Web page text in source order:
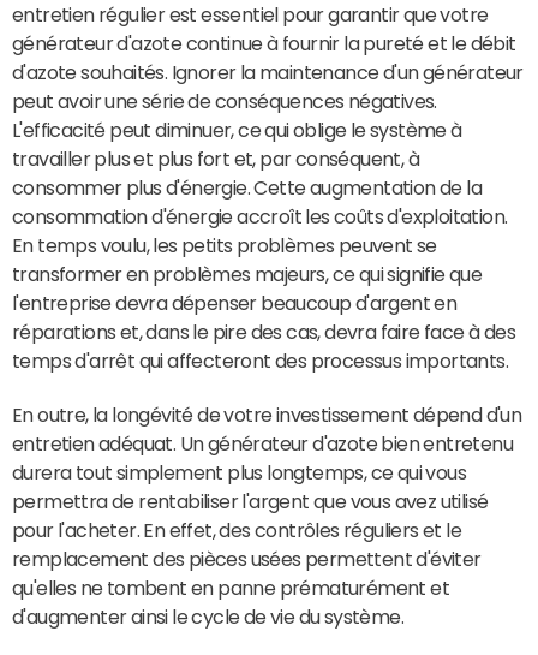
entretien régulier est essentiel pour garantir que votre
générateur d'azote continue à fournir la pureté et le débit
d'azote souhaités. Ignorer la maintenance d'un générateur
peut avoir une série de conséquences négatives.
L'efficacité peut diminuer, ce qui oblige le système à
travailler plus et plus fort et, par conséquent, à
consommer plus d'énergie. Cette augmentation de la
consommation d'énergie accroît les coûts d'exploitation.
En temps voulu, les petits problèmes peuvent se
transformer en problèmes majeurs, ce qui signifie que
l'entreprise devra dépenser beaucoup d'argent en
réparations et, dans le pire des cas, devra faire face à des
temps d'arrêt qui affecteront des processus importants.
En outre, la longévité de votre investissement dépend d'un
entretien adéquat. Un générateur d'azote bien entretenu
durera tout simplement plus longtemps, ce qui vous
permettra de rentabiliser l'argent que vous avez utilisé
pour l'acheter. En effet, des contrôles réguliers et le
remplacement des pièces usées permettent d'éviter
qu'elles ne tombent en panne prématurément et
d'augmenter ainsi le cycle de vie du système.